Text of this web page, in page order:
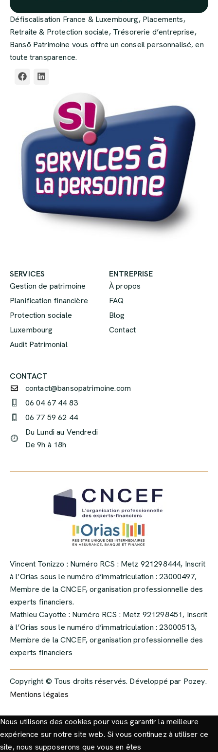
Défiscalisation France & Luxembourg, Placements,
Retraite & Protection sociale, Trésorerie d’entreprise,
Bansō Patrimoine vous offre un conseil personnalisé, en
toute transparence.
SERVICES
Gestion de patrimoine
Planification financière
Protection sociale
Luxembourg
Audit Patrimonial
ENTREPRISE
À propos
FAQ
Blog
Contact
CONTACT
contact@bansopatrimoine.com
06 04 67 44 83
06 77 59 62 44
Du Lundi au Vendredi
De 9h à 18h
Vincent Tonizzo : Numéro RCS : Metz 921298444, Inscrit
à l’Orias sous le numéro d’immatriculation : 23000497,
Membre de la CNCEF, organisation professionnelle des
experts financiers.
Mathieu Cayotte : Numéro RCS : Metz 921298451, Inscrit
à l’Orias sous le numéro d’immatriculation : 23000513,
Membre de la CNCEF, organisation professionnelle des
experts financiers
Copyright © Tous droits réservés. Développé par Pozey.
Mentions légales
Nous utilisons des cookies pour vous garantir la meilleure
expérience sur notre site web. Si vous continuez à utiliser ce
site, nous supposerons que vous en êtes